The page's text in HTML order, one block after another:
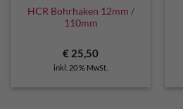
HCR Bohrhaken 12mm /
110mm
€ 25,50
inkl. 20 % MwSt.